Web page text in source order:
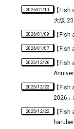
2026/01/10
【
大阪
2026/01/09 【
2026/01/07 【
2025/12/26
【
2025/12/23
【
2026」
2025/12/22
【